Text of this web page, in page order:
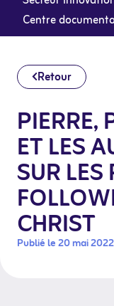
Centre
Retour
PIERRE,
ET LES
SUR
CHRIST
Publié le 20 mai 2022